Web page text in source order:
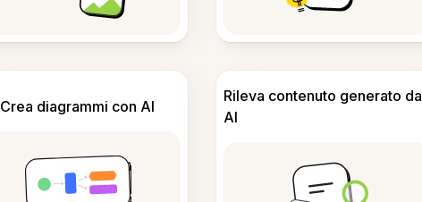
Crea diagrammi con AI
Rileva contenuto generato da
AI